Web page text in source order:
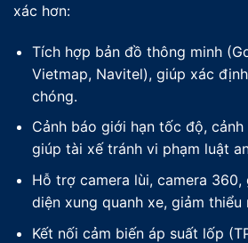
xác hơn:
Tích hợp bản đồ thông minh
Vietmap, Navitel), giúp xác
chóng.
Cảnh báo giới hạn tốc độ,
giúp tài xế tránh vi phạm luật
Hỗ trợ camera lùi, camera
diện xung quanh xe, giảm thiểu
Kết nối cảm biến áp suất lốp